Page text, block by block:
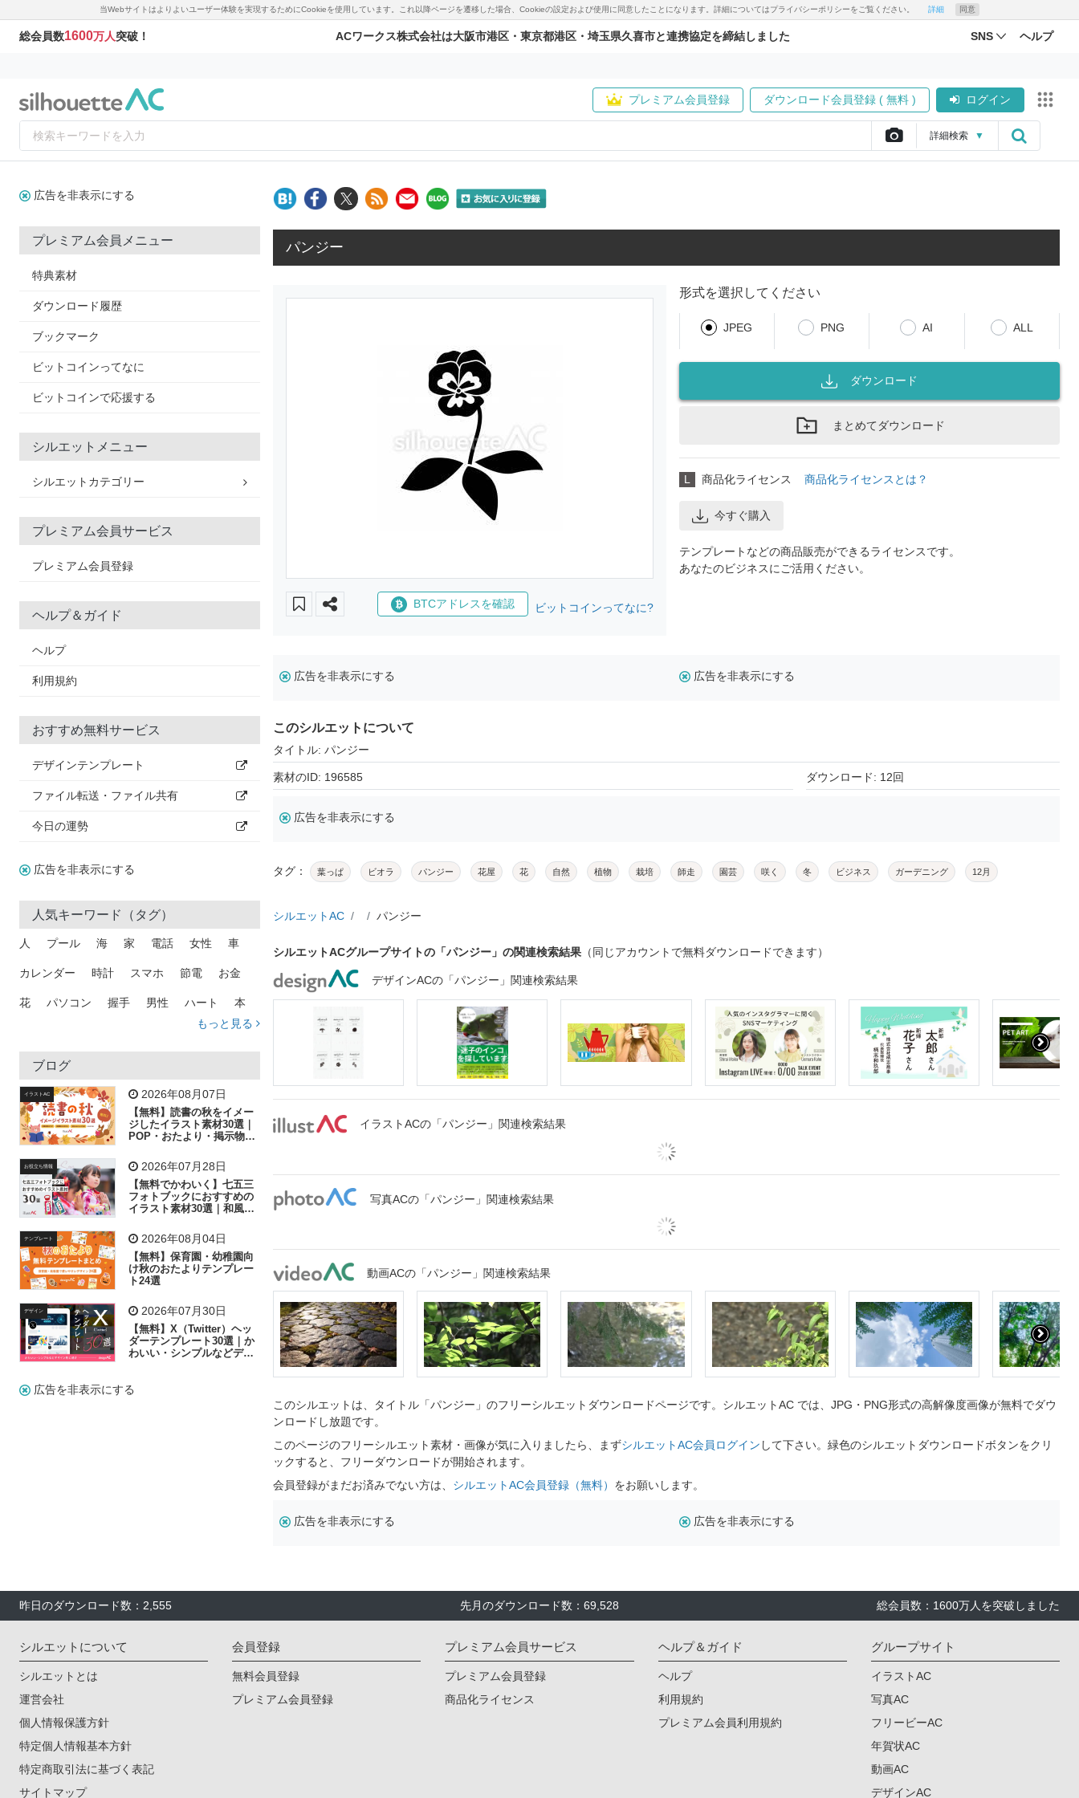
当Webサイトはよりよいユーザー体験を実現するためにCookieを使用しています。これ以降ページを遷移した場合、Cookieの設定および使用に同意したことになります。詳細についてはプライバシーポリシーをご覧ください。 詳細 同意
総会員数1600万人突破！ ACワークス株式会社は大阪市港区・東京都港区・埼玉県久喜市と連携協定を締結しました SNS ヘルプ
プレミアム会員登録 ダウンロード会員登録 ( 無料 ) ログイン
詳細検索 ▼
広告を非表示にする
プレミアム会員メニュー
特典素材
ダウンロード履歴
ブックマーク
ビットコインってなに
ビットコインで応援する
シルエットメニュー
シルエットカテゴリー
プレミアム会員サービス
プレミアム会員登録
ヘルプ＆ガイド
ヘルプ
利用規約
おすすめ無料サービス
デザインテンプレート
ファイル転送・ファイル共有
今日の運勢
広告を非表示にする
人気キーワード（タグ）
人 プール 海 家 電話 女性 車
カレンダー 時計 スマホ 節電 お金
花 パソコン 握手 男性 ハート 本
トラック 木
吹き出し
飛行機 グラフ ビル 魚 家族 書類
歩く 工場 会社 太陽 キラキラ
子供 作業員 葉 相談 ピクトグラム
もっと見る
ブログ
イラストAC 2026年08月07日
【無料】読書の秋をイメー
ジしたイラスト素材30選｜
POP・おたより・掲示物に
お役立ち情報 2026年07月28日
【無料でかわいく】七五三
フォトブックにおすすめの
イラスト素材30選｜和風の
テンプレート 2026年08月04日
【無料】保育園・幼稚園向
け秋のおたよりテンプレー
ト24選
デザイン 2026年07月30日
【無料】X（Twitter）ヘッ
ダーテンプレート30選｜か
わいい・シンプルなどデザ
広告を非表示にする
パンジー
BTCアドレスを確認 ビットコインってなに?
形式を選択してください
JPEG PNG AI ALL
ダウンロード
まとめてダウンロード
L 商品化ライセンス 商品化ライセンスとは？
今すぐ購入
テンプレートなどの商品販売ができるライセンスです。
あなたのビジネスにご活用ください。
広告を非表示にする 広告を非表示にする
このシルエットについて
タイトル: パンジー
素材のID: 196585 ダウンロード: 12回
広告を非表示にする
タグ： 葉っぱ ビオラ パンジー 花屋 花 自然 植物 栽培 師走 園芸 咲く 冬 ビジネス ガーデニング 12月
シルエットAC パンジー
シルエットACグループサイトの「パンジー」の関連検索結果 （同じアカウントで無料ダウンロードできます）
デザインACの「パンジー」関連検索結果
イラストACの「パンジー」関連検索結果
写真ACの「パンジー」関連検索結果
動画ACの「パンジー」関連検索結果
このシルエットは、タイトル「パンジー」のフリーシルエットダウンロードページです。シルエットAC では、JPG・PNG形式の高解像度画像が無料でダウ
ンロードし放題です。
このページのフリーシルエット素材・画像が気に入りましたら、まずシルエットAC会員ログイン して下さい。緑色のシルエットダウンロードボタンをクリ
ックすると、フリーダウンロードが開始されます。
会員登録がまだお済みでない方は、 シルエットAC会員登録（無料） をお願いします。
広告を非表示にする 広告を非表示にする
昨日のダウンロード数：2,555 先月のダウンロード数：69,528 総会員数：1600万人を突破しました
シルエットについて
シルエットとは
運営会社
個人情報保護方針
特定個人情報基本方針
特定商取引法に基づく表記
サイトマップ
会員登録
無料会員登録
プレミアム会員登録
プレミアム会員サービス
プレミアム会員登録
商品化ライセンス
ヘルプ＆ガイド
ヘルプ
利用規約
プレミアム会員利用規約
グループサイト
イラストAC
写真AC
フリービーAC
年賀状AC
動画AC
デザインAC